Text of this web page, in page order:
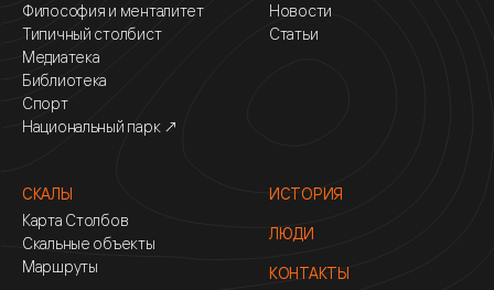
Философия и менталитет
Типичный столбист
Медиатека
Библиотека
Спорт
Национальный парк ↗
Новости
Статьи
СКАЛЫ
Карта Столбов
Скальные объекты
Маршруты
ИСТОРИЯ
ЛЮДИ
КОНТАКТЫ